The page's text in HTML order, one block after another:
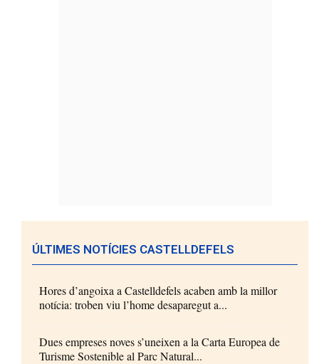
ÚLTIMES NOTÍCIES CASTELLDEFELS
Hores d’angoixa a Castelldefels acaben amb la millor
notícia: troben viu l’home desaparegut a...
Dues empreses noves s’uneixen a la Carta Europea de
Turisme Sostenible al Parc Natural...